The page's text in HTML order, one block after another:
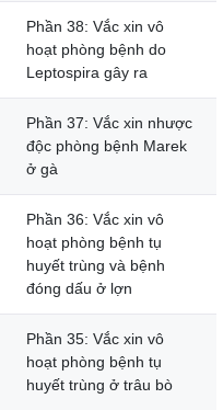
Phần 38: Vắc xin vô
hoạt phòng bệnh do
Leptospira gây ra
Phần 37: Vắc xin nhược
độc phòng bệnh Marek
ở gà
Phần 36: Vắc xin vô
hoạt phòng bệnh tụ
huyết trùng và bệnh
đóng dấu ở lợn
Phần 35: Vắc xin vô
hoạt phòng bệnh tụ
huyết trùng ở trâu bò